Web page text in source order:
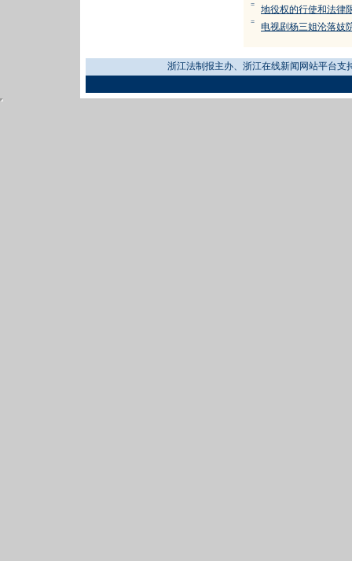
= 地役权的行使和法律
= 电视剧杨三姐沦落
浙江法制报主办、浙江在线新闻网站平台